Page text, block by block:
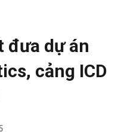
đưa dự án
cảng ICD